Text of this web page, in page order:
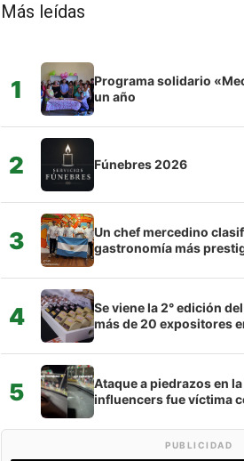
Más leídas
1
Programa solidario
un año
2 Fúnebres 2026
3
Un chef mercedino
gastronomía más
4
Se viene la 2° edición
más de 20 expositores
5
Ataque a piedrazos en
influencers fue víctima
PUBLICIDAD